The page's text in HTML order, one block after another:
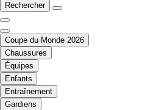
Rechercher
Coupe du Monde 2026
Chaussures
Équipes
Enfants
Entraînement
Gardiens